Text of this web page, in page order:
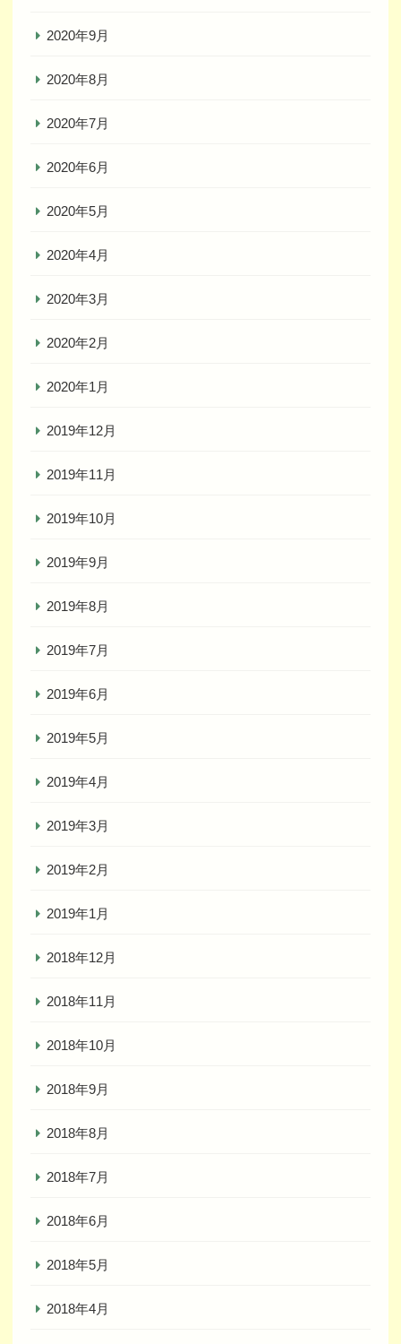
2020年9月
2020年8月
2020年7月
2020年6月
2020年5月
2020年4月
2020年3月
2020年2月
2020年1月
2019年12月
2019年11月
2019年10月
2019年9月
2019年8月
2019年7月
2019年6月
2019年5月
2019年4月
2019年3月
2019年2月
2019年1月
2018年12月
2018年11月
2018年10月
2018年9月
2018年8月
2018年7月
2018年6月
2018年5月
2018年4月